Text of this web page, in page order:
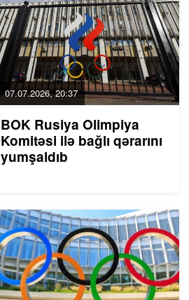
07.07.2026, 20:37
BOK Rusiya Olimpiya
Komitəsi ilə bağlı qərarını
yumşaldıb